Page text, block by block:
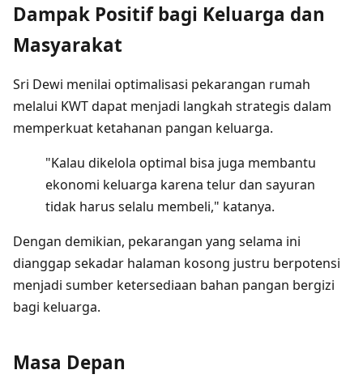
Dampak Positif bagi Keluarga dan
Masyarakat
Sri Dewi menilai optimalisasi pekarangan rumah
melalui KWT dapat menjadi langkah strategis dalam
memperkuat ketahanan pangan keluarga.
"Kalau dikelola optimal bisa juga membantu
ekonomi keluarga karena telur dan sayuran
tidak harus selalu membeli," katanya.
Dengan demikian, pekarangan yang selama ini
dianggap sekadar halaman kosong justru berpotensi
menjadi sumber ketersediaan bahan pangan bergizi
bagi keluarga.
Masa Depan